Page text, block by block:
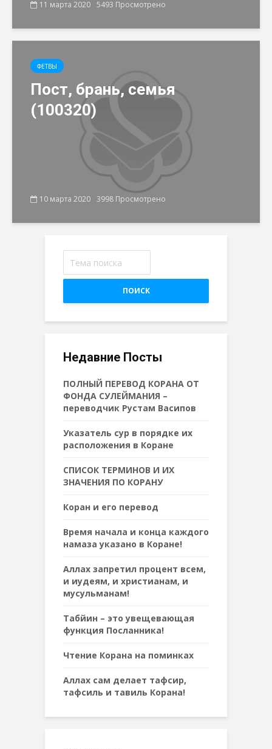
11 марта 2020 5493 Просмотрено
ФЕТВЫ
Пост, брань, семья
(100320)
10 марта 2020 3998 Просмотрено
ПОИСК
Недавние Посты
ПОЛНЫЙ ПЕРЕВОД КОРАНА ОТ
ФОНДА СУЛЕЙМАНИЯ –
переводчик Рустам Васипов
Указатель сур в порядке их
расположения в Коране
СПИСОК ТЕРМИНОВ И ИХ
ЗНАЧЕНИЯ ПО КОРАНУ
Коран и его перевод
Время начала и конца каждого
намаза указано в Коране!
Аллах запретил процент всем,
и иудеям, и христианам, и
мусульманам!
Табйин – это увещевающая
функция Посланника!
Чтение Корана на поминках
Аллах сам делает тафсир,
тафсиль и тавиль Корана!